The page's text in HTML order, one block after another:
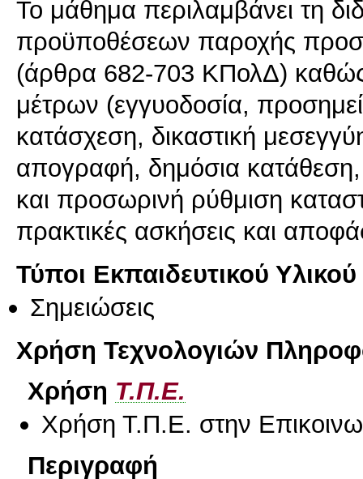
Το μάθημα περιλαμβάνει τη
προϋποθέσεων παροχής
(άρθρα 682-703 ΚΠολΔ) καθώς
μέτρων (εγγυοδοσία,
κατάσχεση, δικαστική
απογραφή, δημόσια
και προσωρινή ρύθμιση
πρακτικές ασκήσεις και
Τύποι Εκπαιδευτικού Υλικού
Σημειώσεις
Χρήση Τεχνολογιών
Χρήση Τ.Π.Ε.
Χρήση Τ.Π.Ε. στην
Περιγραφή